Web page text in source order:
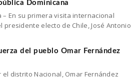
Dominicana
– En su primera visita internacional
electo de Chile, José Antonio
del pueblo Omar Fernández
distrito Nacional, Omar Fernández